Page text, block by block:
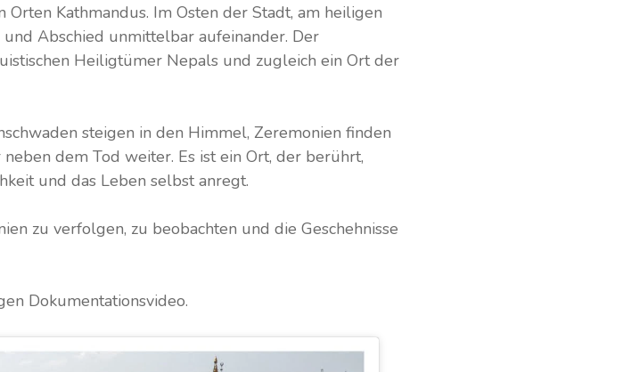
Kathmandus. Im Osten der Stadt, am heiligen
Abschied unmittelbar aufeinander. Der
Heiligtümer Nepals und zugleich ein Ort der
steigen in den Himmel, Zeremonien finden
dem Tod weiter. Es ist ein Ort, der berührt,
und das Leben selbst anregt.
zu verfolgen, zu beobachten und die Geschehnisse
Dokumentationsvideo.